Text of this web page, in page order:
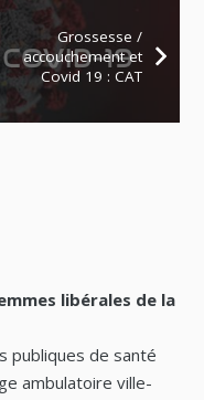
Grossesse /
accouchement et
Covid 19 : CAT
libérales de la
publiques de santé
ambulatoire ville-